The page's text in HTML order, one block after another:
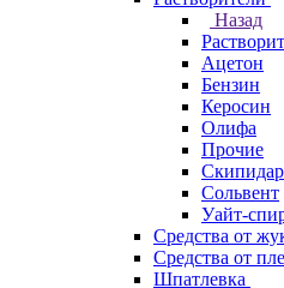
Назад
Ацетон
Бензин
Керосин
Олифа
Прочие
Скипидар
Сольвент
Уайт-
Средства от
Средства от
Шпатлевка